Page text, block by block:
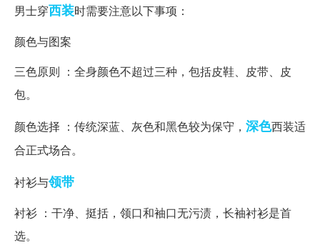
男士穿西装时需要注意以下事项：
颜色与图案
三色原则 ：全身颜色不超过三种，包括皮鞋、皮带、皮
包。
颜色选择 ：传统深蓝、灰色和黑色较为保守， 深色西装适
合正式场合。
衬衫与领带
衬衫 ：干净、挺括，领口和袖口无污渍，长袖衬衫是首
选。